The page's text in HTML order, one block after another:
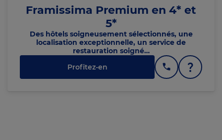
Framissima Premium en 4* et
5*
Des hôtels soigneusement sélectionnés, une
localisation exceptionnelle, un service de
restauration soigné…
Profitez-en
C
h
a
r
g
e
m
e
n
te
n
c
ou
r
s